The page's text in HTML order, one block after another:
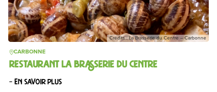
Crédits : La Brasserie du Centre – Carbonne
CARBONNE
RESTAURANT LA BRASSERIE DU CENTRE
– En savoir plus